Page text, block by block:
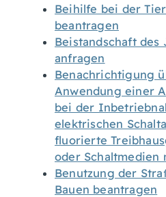
Beihilfe bei der
beantragen
Beistandschaft des
anfragen
Benachrichtigung
Anwendung einer
bei der
elektrischen
fluorierte
oder Schaltmedien
Benutzung der
Bauen beantragen